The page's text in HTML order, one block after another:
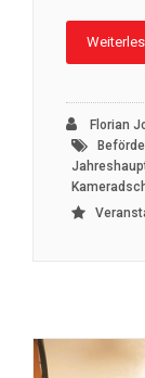
Florian